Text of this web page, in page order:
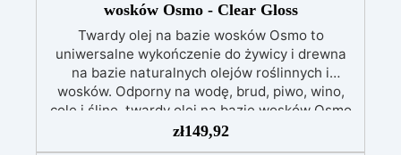
wosków Osmo - Clear Gloss
Twardy olej na bazie wosków Osmo to
uniwersalne wykończenie do żywicy i drewna
na bazie naturalnych olejów roślinnych i
wosków. Odporny na wodę, brud, piwo, wino,
colę i ślinę, twardy olej na bazie wosków Osmo
jest mikroporowaty i tworzy molekularne
wiązania z drewnem, dzięki czemu nie pęka ani
zł149,92